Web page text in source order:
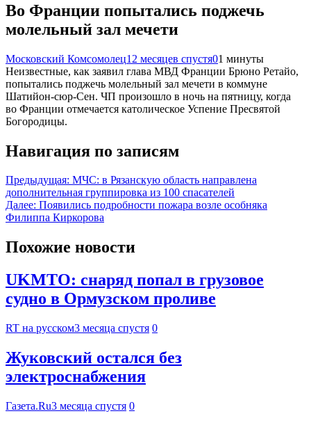
Во Франции попытались поджечь
молельный зал мечети
Московский Комсомолец12 месяцев спустя01 минуты
Неизвестные, как заявил глава МВД Франции Брюно Ретайо,
попытались поджечь молельный зал мечети в коммуне
Шатийон-сюр-Сен. ЧП произошло в ночь на пятницу, когда
во Франции отмечается католическое Успение Пресвятой
Богородицы.
Навигация по записям
Предыдущая: МЧС: в Рязанскую область направлена
дополнительная группировка из 100 спасателей
Далее: Появились подробности пожара возле особняка
Филиппа Киркорова
Похожие новости
UKMTO: снаряд попал в грузовое
судно в Ормузском проливе
RT на русском3 месяца спустя 0
Жуковский остался без
электроснабжения
Газета.Ru3 месяца спустя 0